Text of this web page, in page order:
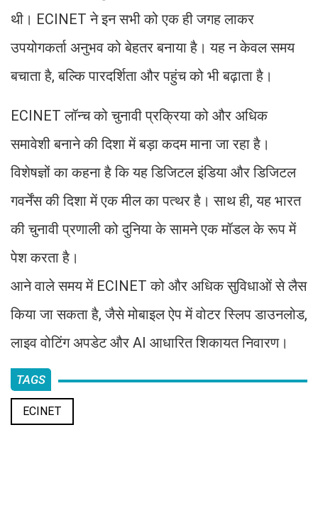
थी। ECINET ने इन सभी को एक ही जगह लाकर
उपयोगकर्ता अनुभव को बेहतर बनाया है। यह न केवल समय
बचाता है, बल्कि पारदर्शिता और पहुंच को भी बढ़ाता है।
ECINET लॉन्च को चुनावी प्रक्रिया को और अधिक
समावेशी बनाने की दिशा में बड़ा कदम माना जा रहा है।
विशेषज्ञों का कहना है कि यह डिजिटल इंडिया और डिजिटल
गवर्नेंस की दिशा में एक मील का पत्थर है। साथ ही, यह भारत
की चुनावी प्रणाली को दुनिया के सामने एक मॉडल के रूप में
पेश करता है।
आने वाले समय में ECINET को और अधिक सुविधाओं से लैस
किया जा सकता है, जैसे मोबाइल ऐप में वोटर स्लिप डाउनलोड,
लाइव वोटिंग अपडेट और AI आधारित शिकायत निवारण।
TAGS
ECINET